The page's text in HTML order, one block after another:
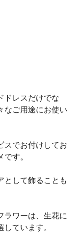
ドレスだけでな
なご用途にお使い
スでお付けしてお
す。
として飾ることも
ラワーは、生花に
ています。